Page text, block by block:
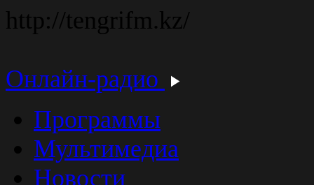
http://tengrifm.kz/
Онлайн-радио
Программы
Мультимедиа
Новости